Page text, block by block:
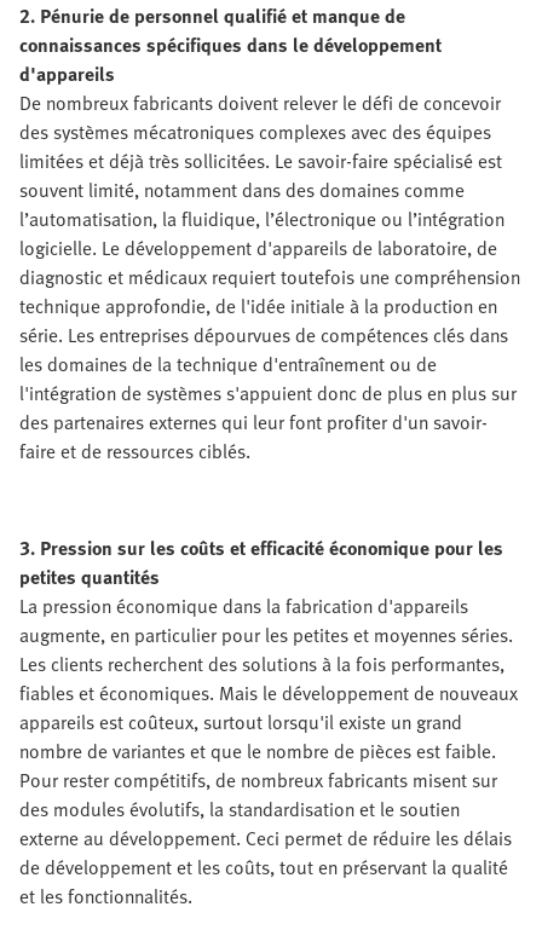
2. Pénurie de personnel qualifié et manque de
connaissances spécifiques dans le développement
d'appareils
De nombreux fabricants doivent relever le défi de concevoir
des systèmes mécatroniques complexes avec des équipes
limitées et déjà très sollicitées. Le savoir-faire spécialisé est
souvent limité, notamment dans des domaines comme
l’automatisation, la fluidique, l’électronique ou l’intégration
logicielle. Le développement d'appareils de laboratoire, de
diagnostic et médicaux requiert toutefois une compréhension
technique approfondie, de l'idée initiale à la production en
série. Les entreprises dépourvues de compétences clés dans
les domaines de la technique d'entraînement ou de
l'intégration de systèmes s'appuient donc de plus en plus sur
des partenaires externes qui leur font profiter d'un savoir-
faire et de ressources ciblés.
3. Pression sur les coûts et efficacité économique pour les
petites quantités
La pression économique dans la fabrication d'appareils
augmente, en particulier pour les petites et moyennes séries.
Les clients recherchent des solutions à la fois performantes,
fiables et économiques. Mais le développement de nouveaux
appareils est coûteux, surtout lorsqu'il existe un grand
nombre de variantes et que le nombre de pièces est faible.
Pour rester compétitifs, de nombreux fabricants misent sur
des modules évolutifs, la standardisation et le soutien
externe au développement. Ceci permet de réduire les délais
de développement et les coûts, tout en préservant la qualité
et les fonctionnalités.